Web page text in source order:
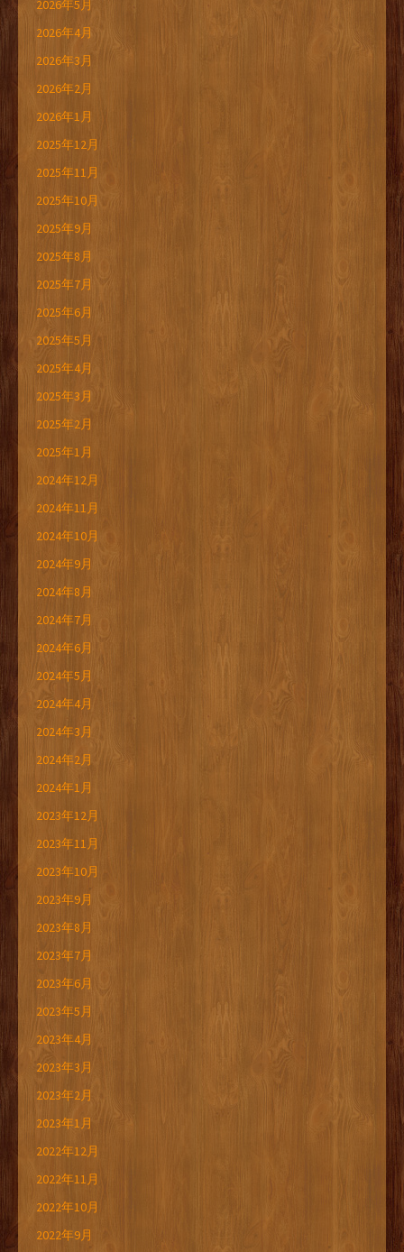
2026年5月
2026年4月
2026年3月
2026年2月
2026年1月
2025年12月
2025年11月
2025年10月
2025年9月
2025年8月
2025年7月
2025年6月
2025年5月
2025年4月
2025年3月
2025年2月
2025年1月
2024年12月
2024年11月
2024年10月
2024年9月
2024年8月
2024年7月
2024年6月
2024年5月
2024年4月
2024年3月
2024年2月
2024年1月
2023年12月
2023年11月
2023年10月
2023年9月
2023年8月
2023年7月
2023年6月
2023年5月
2023年4月
2023年3月
2023年2月
2023年1月
2022年12月
2022年11月
2022年10月
2022年9月